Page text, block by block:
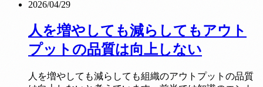
2026/04/29
人を増やしても減らしてもアウト
プットの品質は向上しない
人を増やしても減らしても組織のアウトプットの品質